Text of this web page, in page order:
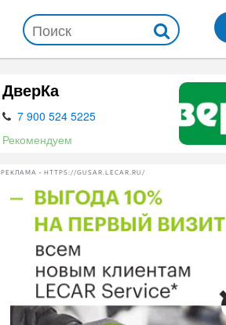
ДверКа
7 900 524 5225
Рекомендуем
РЕКЛАМА • HTTPS://GUSAR.LECAR.RU/